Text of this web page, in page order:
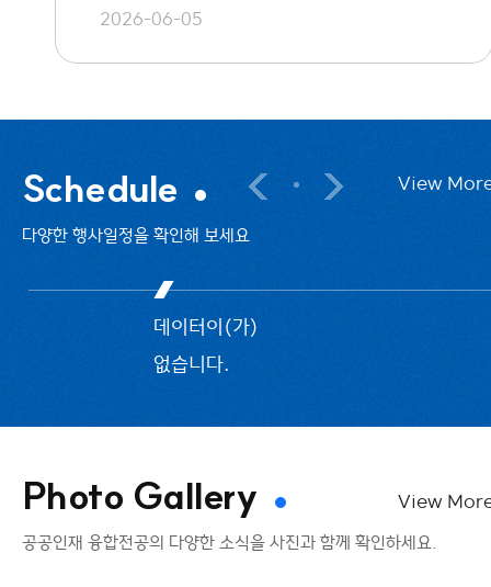
2026-06-05
Schedule
다양한 행사일정을 확인해 보세요
View
데이터이(가)
없습니다.
Photo Gallery
공공인재 융합전공의 다양한 소식을 사진과 함께 확인하세요.
View